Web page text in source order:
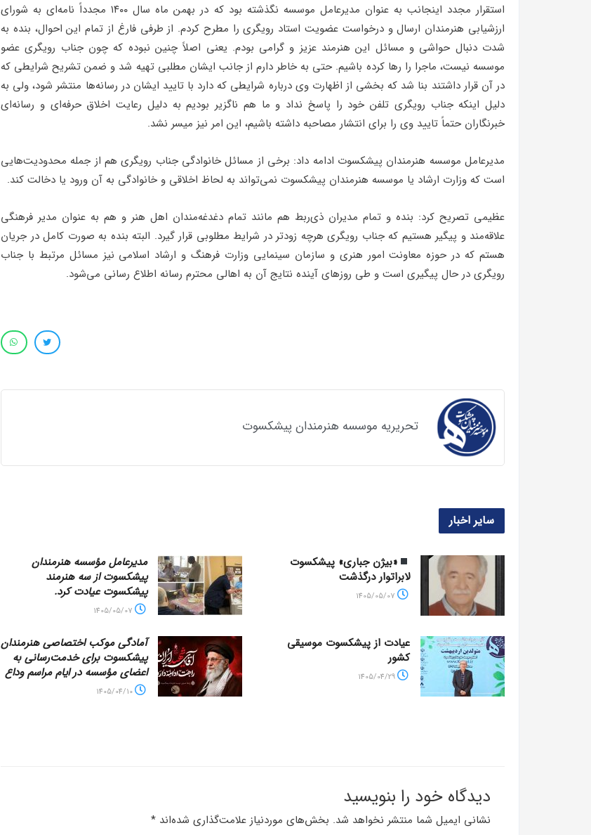
استقرار مجدد اینجانب به عنوان مدیرعامل موسسه نگذشته بود که در بهمن ماه سال ۱۴۰۰ مجدداً نامه‌ای به شورای
ارزشیابی هنرمندان ارسال و درخواست عضویت استاد رویگری را مطرح کردم. از طرفی فارغ از تمام این احوال، بنده به
شدت دنبال حواشی و مسائل این هنرمند عزیز و گرامی بودم. یعنی اصلاً چنین نبوده که چون جناب رویگری عضو
موسسه نیست، ماجرا را رها کرده باشیم. حتی به خاطر دارم از جانب ایشان مطلبی تهیه شد و ضمن تشریح شرایطی که
در آن قرار داشتند بنا شد که بخشی از اظهارت وی درباره شرایطی که دارد با تایید ایشان در رسانه‌ها منتشر شود، ولی به
دلیل اینکه جناب رویگری تلفن خود را پاسخ نداد و ما هم ناگزیر بودیم به دلیل رعایت اخلاق حرفه‌ای و رسانه‌ای
خبرنگاران حتماً تایید وی را برای انتشار مصاحبه داشته باشیم، این امر نیز میسر نشد.
مدیرعامل موسسه هنرمندان پیشکسوت ادامه داد: برخی از مسائل خانوادگی جناب رویگری هم از جمله محدودیت‌هایی
است که وزارت ارشاد یا موسسه هنرمندان پیشکسوت نمی‌تواند به لحاظ اخلاقی و خانوادگی به آن ورود یا دخالت کند.
عظیمی تصریح کرد: بنده و تمام مدیران ذی‌ربط هم مانند تمام دغدغه‌مندان اهل هنر و هم به عنوان مدیر فرهنگی
علاقه‌مند و پیگیر هستیم که جناب رویگری هرچه زودتر در شرایط مطلوبی قرار گیرد. البته بنده به صورت کامل در جریان
هستم که در حوزه معاونت امور هنری و سازمان سینمایی وزارت فرهنگ و ارشاد اسلامی نیز مسائل مرتبط با جناب
رویگری در حال پیگیری است و طی روزهای آینده نتایج آن به اهالی محترم رسانه اطلاع رسانی می‌شود.
تحریریه موسسه هنرمندان پیشکسوت
سایر اخبار
«بیژن جباری» پیشکسوت
لابراتوار درگذشت
مدیرعامل مؤسسه هنرمندان
پیشکسوت از سه هنرمند
پیشکسوت عیادت کرد.
1405/05/07
عیادت از پیشکسوت موسیقی
کشور
آمادگی موکب اختصاصی هنرمندان
پیشکسوت برای خدمت‌رسانی به
اعضای مؤسسه در ایام مراسم وداع
1405/04/10
دیدگاه‌ خود را بنویسید
نشانی ایمیل شما منتشر نخواهد شد. بخش‌های موردنیاز علامت‌گذاری شده‌اند *